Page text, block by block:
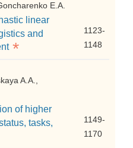
E.A.
linear
and
*
1123-
1148
A.A.,
of higher
tasks,
1149-
1170